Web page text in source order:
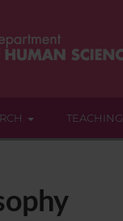
TEACHING